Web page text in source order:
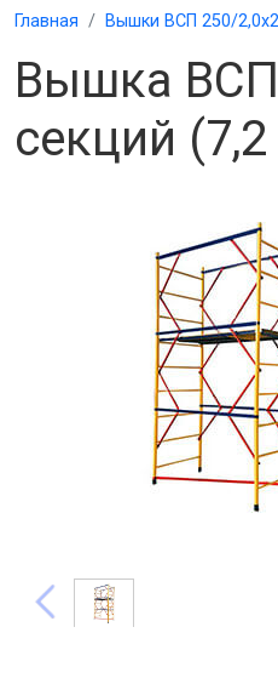
Главная Вышки ВСП 250/
Вышка ВСП
секций